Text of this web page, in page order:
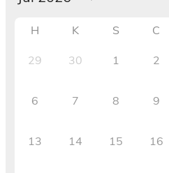
H K S C
29 30 1 2
6 7 8 9
13 14 15 16